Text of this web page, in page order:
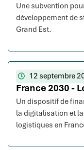
Une subvention
développement de
Grand Est.
12 septembre
France 2030 -
Un dispositif de
la digitalisation et
logistiques en